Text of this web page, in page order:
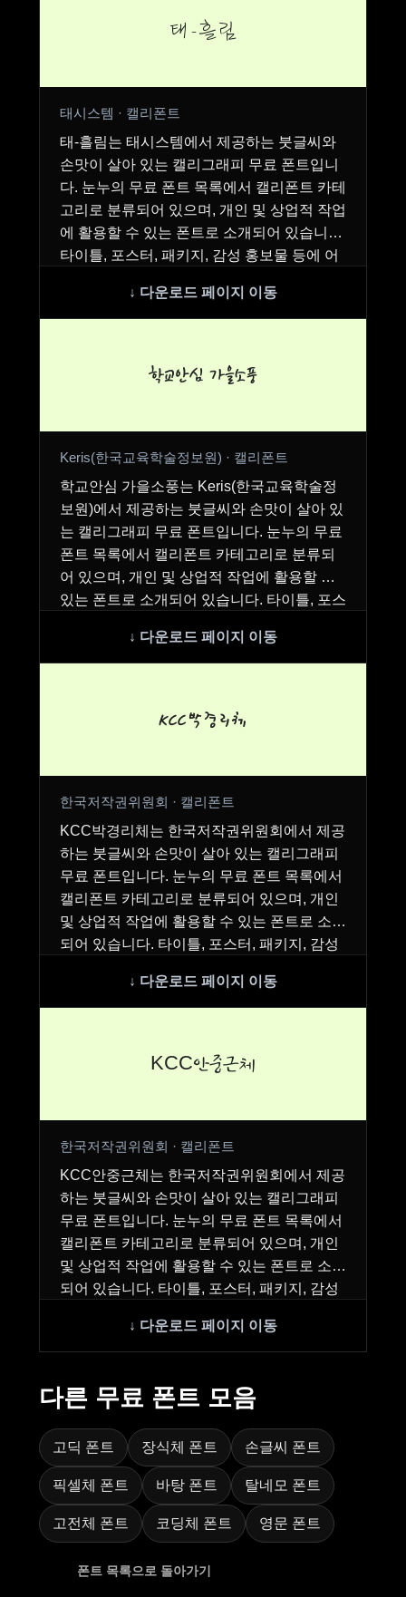
태-흘림
태시스템 · 캘리폰트
태-흘림는 태시스템에서 제공하는 붓글씨와
손맛이 살아 있는 캘리그래피 무료 폰트입니
다. 눈누의 무료 폰트 목록에서 캘리폰트 카테
고리로 분류되어 있으며, 개인 및 상업적 작업
에 활용할 수 있는 폰트로 소개되어 있습니다.
타이틀, 포스터, 패키지, 감성 홍보물 등에 어
학교안심 가을소풍
Keris(한국교육학술정보원) · 캘리폰트
학교안심 가을소풍는 Keris(한국교육학술정
보원)에서 제공하는 붓글씨와 손맛이 살아 있
는 캘리그래피 무료 폰트입니다. 눈누의 무료
폰트 목록에서 캘리폰트 카테고리로 분류되
어 있으며, 개인 및 상업적 작업에 활용할 수
있는 폰트로 소개되어 있습니다. 타이틀, 포스
KCC박경리체
한국저작권위원회 · 캘리폰트
KCC박경리체는 한국저작권위원회에서 제공
하는 붓글씨와 손맛이 살아 있는 캘리그래피
무료 폰트입니다. 눈누의 무료 폰트 목록에서
캘리폰트 카테고리로 분류되어 있으며, 개인
및 상업적 작업에 활용할 수 있는 폰트로 소개
되어 있습니다. 타이틀, 포스터, 패키지, 감성
KCC안중근체
한국저작권위원회 · 캘리폰트
KCC안중근체는 한국저작권위원회에서 제공
하는 붓글씨와 손맛이 살아 있는 캘리그래피
무료 폰트입니다. 눈누의 무료 폰트 목록에서
캘리폰트 카테고리로 분류되어 있으며, 개인
및 상업적 작업에 활용할 수 있는 폰트로 소개
되어 있습니다. 타이틀, 포스터, 패키지, 감성
다른 무료 폰트 모음
고딕 폰트 장식체 폰트 손글씨 폰트
픽셀체 폰트 바탕 폰트 탈네모 폰트
고전체 폰트 코딩체 폰트 영문 폰트
폰트 목록으로 돌아가기